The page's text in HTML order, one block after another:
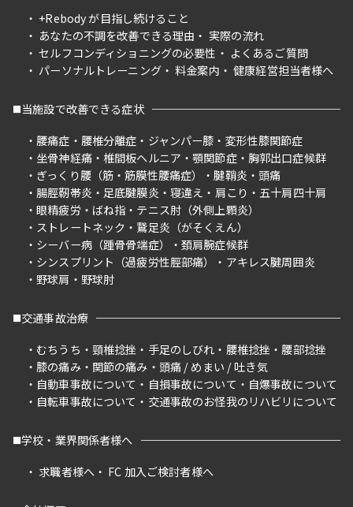
+Rebody が目指し続けること
あなたの不調を改善できる理由
実際の流れ
セルフコンディショニングの必要性
よくあるご質問
パーソナルトレーニング
料金案内 健康経営担当者様へ
当施設で改善できる症状
腰痛症
腰椎分離症 ジャンパー膝
変形性膝関節症
坐骨神経痛
椎間板ヘルニア 顎関節症
胸郭出口症候群
ぎっくり腰（筋・筋膜性腰痛症）
腱鞘炎
頭痛
腸脛靭帯炎
足底腱膜炎 寝違え 肩こり
五十肩四十肩
眼精疲労
ばね指
テニス肘（外側上顆炎）
ストレートネック
鵞足炎（がそくえん）
シーバー病（踵骨骨端症）
頚肩腕症候群
シンスプリント（過疲労性脛部痛）
アキレス腱周囲炎
野球肩
野球肘
交通事故治療
むちうち
頸椎捻挫 手足のしびれ 腰椎捻挫
腰部捻挫
膝の痛み
関節の痛み
頭痛 / めまい / 吐き気
自動車事故について
自損事故について
自爆事故について
自転車事故について
交通事故のお怪我のリハビリについて
学校・業界関係者様へ
求職者様へ
FC 加入ご検討者様へ